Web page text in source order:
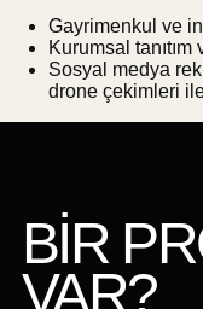
Gayrimenkul ve
Kurumsal tanıtım
Sosyal medya
drone çekimleri
BİR
VAR?